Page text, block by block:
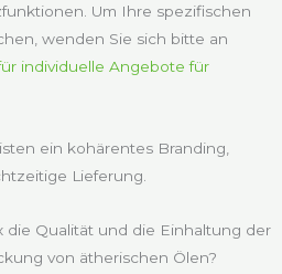
Um Ihre spezifischen
wenden Sie sich bitte an
individuelle Angebote für
ein kohärentes Branding,
Lieferung.
die Qualität und die Einhaltung der
von ätherischen Ölen?